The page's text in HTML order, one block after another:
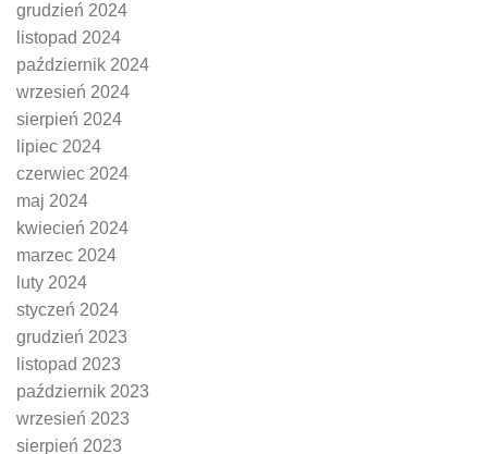
grudzień 2024
listopad 2024
październik 2024
wrzesień 2024
sierpień 2024
lipiec 2024
czerwiec 2024
maj 2024
kwiecień 2024
marzec 2024
luty 2024
styczeń 2024
grudzień 2023
listopad 2023
październik 2023
wrzesień 2023
sierpień 2023